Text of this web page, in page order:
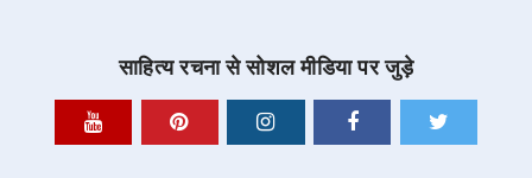
साहित्य रचना से सोशल मीडिया पर जुड़े